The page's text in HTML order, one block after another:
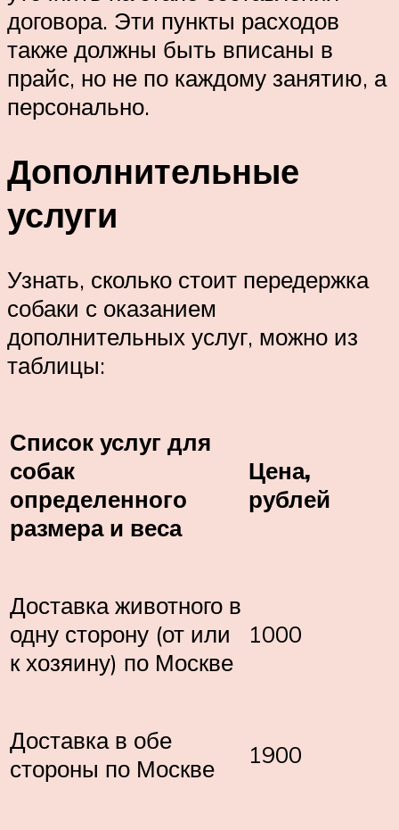
договора. Эти пункты расходов
также должны быть вписаны в
прайс, но не по каждому занятию, а
персонально.
Дополнительные
услуги
Узнать, сколько стоит передержка
собаки с оказанием
дополнительных услуг, можно из
таблицы:
Список услуг для
собак
определенного
размера и веса
Цена,
рублей
Доставка животного в
одну сторону (от или
к хозяину) по Москве
1000
Доставка в обе
стороны по Москве
1900